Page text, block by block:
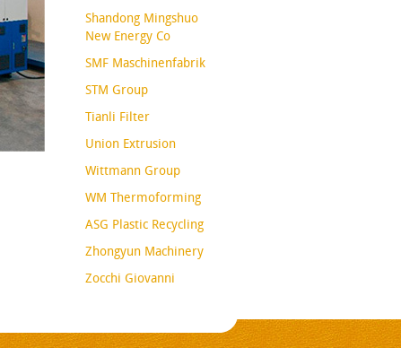
Shandong Mingshuo
New Energy Co
SMF Maschinenfabrik
STM Group
Tianli Filter
Union Extrusion
Wittmann Group
WM Thermoforming
ASG Plastic Recycling
Zhongyun Machinery
Zocchi Giovanni